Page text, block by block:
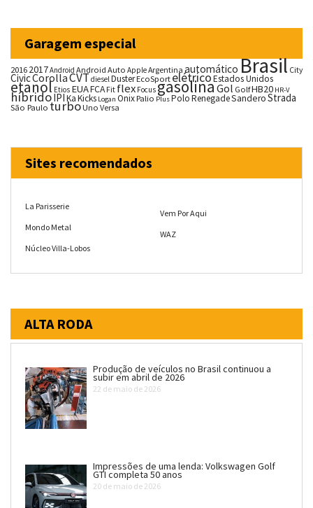
Garagem especial
20162017Android Android Auto AppleArgentina automáticoBrasil City
CivicCorollaCVTdieselDusterEcoSportelétricoEstados Unidos
etanol Etios EUAFCA Fit flex FocusgasolinaGol GolfHB20 HR-V
híbridoIPIKaKicks Logan OnixPalio PlusPoloRenegadeSanderoStrada
São Paulo turboUno Versa
Sites recomendados
La Parisserie
Mondo Metal
Núcleo Villa-Lobos
Vem Por Aqui
WAZ
ALTA RODA
Produção de veículos no Brasil continuou a
subir em abril de 2026
22 de maio de 2026
Impressões de uma lenda: Volkswagen Golf
GTI completa 50 anos
20 de maio de 2026